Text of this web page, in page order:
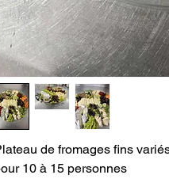
de fromages fins
10 à 15 personnes